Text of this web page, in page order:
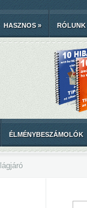
HASZNOS» RÓLUNK
ÉLMÉNYBESZÁMOLÓK